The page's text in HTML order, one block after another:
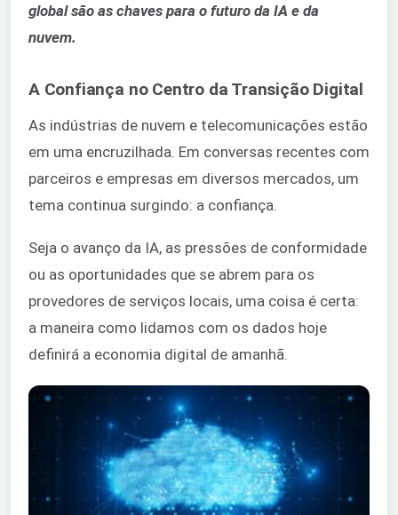
global são as chaves para o futuro da IA e da
nuvem.
A Confiança no Centro da Transição Digital
As indústrias de nuvem e telecomunicações estão
em uma encruzilhada. Em conversas recentes com
parceiros e empresas em diversos mercados, um
tema continua surgindo: a confiança.
Seja o avanço da IA, as pressões de conformidade
ou as oportunidades que se abrem para os
provedores de serviços locais, uma coisa é certa:
a maneira como lidamos com os dados hoje
definirá a economia digital de amanhã.